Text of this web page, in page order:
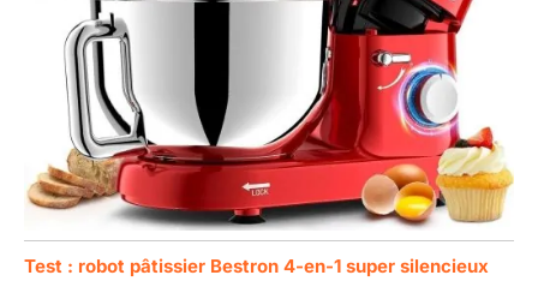
Test : robot pâtissier Bestron 4-en-1 super silencieux